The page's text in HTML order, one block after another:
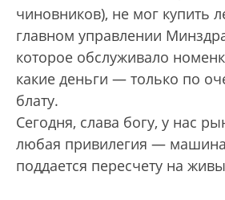
чиновников), не мог купить
главном управлении
которое обслуживало
какие деньги — только по
блату.
Сегодня, слава богу, у нас
любая привилегия —
поддается пересчету на